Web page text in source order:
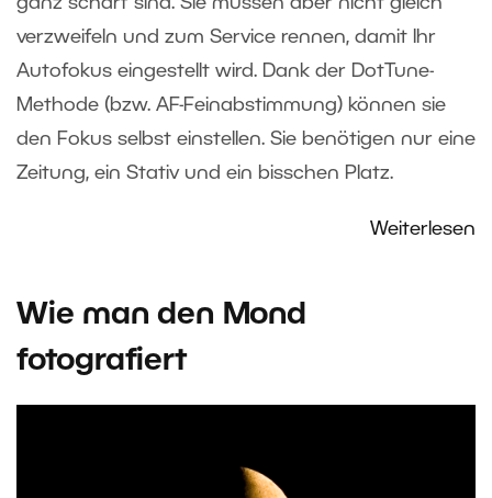
verzweifeln und zum Service rennen, damit Ihr
Autofokus eingestellt wird. Dank der DotTune-
Methode (bzw. AF-Feinabstimmung) können sie
den Fokus selbst einstellen. Sie benötigen nur eine
Zeitung, ein Stativ und ein bisschen Platz.
Weiterlesen
Wie man den Mond
fotografiert